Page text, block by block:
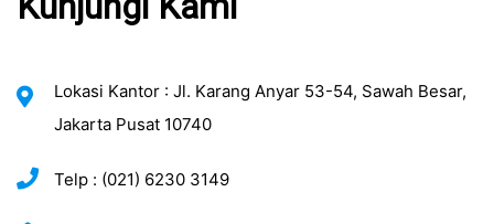
Lokasi Kantor : Jl. Karang Anyar 53-54, Sawah Besar,
Jakarta Pusat 10740
Telp : (021) 6230 3149